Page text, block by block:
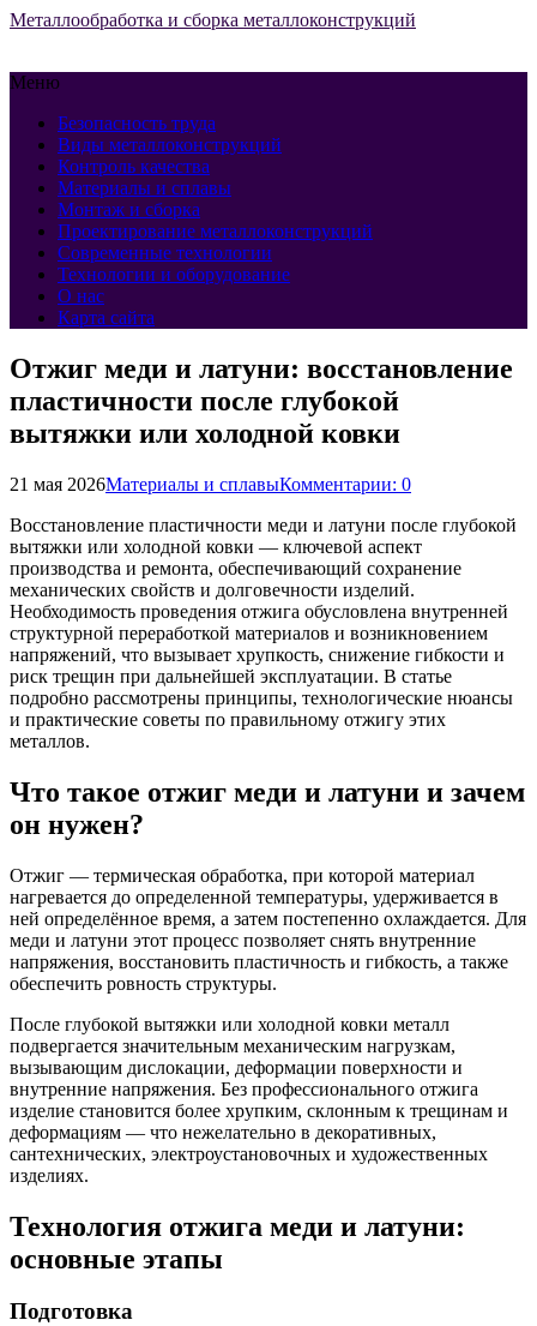
Металлообработка и сборка металлоконструкций
Меню
Безопасность труда
Виды металлоконструкций
Контроль качества
Материалы и сплавы
Монтаж и сборка
Проектирование металлоконструкций
Современные технологии
Технологии и оборудование
О нас
Карта сайта
Отжиг меди и латуни: восстановление
пластичности после глубокой
вытяжки или холодной ковки
21 мая 2026Материалы и сплавыКомментарии: 0
Восстановление пластичности меди и латуни после глубокой
вытяжки или холодной ковки — ключевой аспект
производства и ремонта, обеспечивающий сохранение
механических свойств и долговечности изделий.
Необходимость проведения отжига обусловлена внутренней
структурной переработкой материалов и возникновением
напряжений, что вызывает хрупкость, снижение гибкости и
риск трещин при дальнейшей эксплуатации. В статье
подробно рассмотрены принципы, технологические нюансы
и практические советы по правильному отжигу этих
металлов.
Что такое отжиг меди и латуни и зачем
он нужен?
Отжиг — термическая обработка, при которой материал
нагревается до определенной температуры, удерживается в
ней определённое время, а затем постепенно охлаждается. Для
меди и латуни этот процесс позволяет снять внутренние
напряжения, восстановить пластичность и гибкость, а также
обеспечить ровность структуры.
После глубокой вытяжки или холодной ковки металл
подвергается значительным механическим нагрузкам,
вызывающим дислокации, деформации поверхности и
внутренние напряжения. Без профессионального отжига
изделие становится более хрупким, склонным к трещинам и
деформациям — что нежелательно в декоративных,
сантехнических, электроустановочных и художественных
изделиях.
Технология отжига меди и латуни:
основные этапы
Подготовка